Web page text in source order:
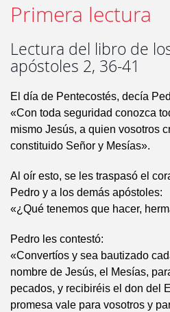
Primera lectura
Lectura del libro de
apóstoles 2, 36-41
El día de Pentecostés, decía
«Con toda seguridad conozca
mismo Jesús, a quien vosotros
constituido Señor y Mesías».
Al oír esto, se les traspasó el
Pedro y a los demás apóstoles:
«¿Qué tenemos que hacer,
Pedro les contestó:
«Convertíos y sea bautizado
nombre de Jesús, el Mesías,
pecados, y recibiréis el don del
promesa vale para vosotros y